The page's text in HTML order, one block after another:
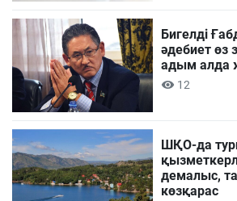
Бигелді
әдебиет өз
адым алда
12
ШҚО-да
демалыс,
көзқарас